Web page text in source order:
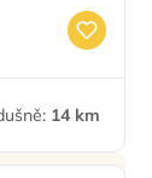
14 km